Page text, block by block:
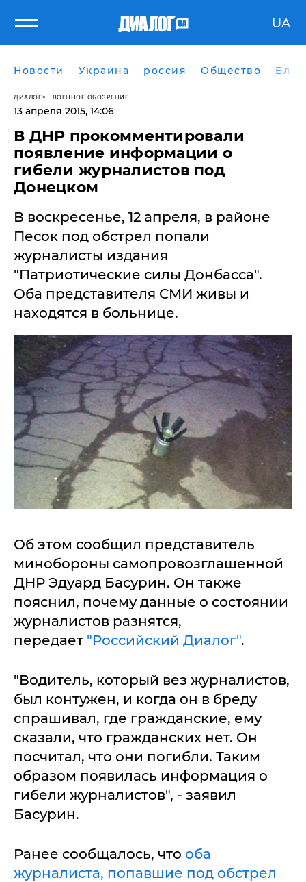
UA
Новости Украина россия Общество
ДИАЛОГ ВОЕННОЕ ОБОЗРЕНИЕ
13 апреля 2015, 14:06
В ДНР прокомментировали
появление информации о
гибели журналистов под
Донецком
​В воскресенье, 12 апреля, в районе
Песок под обстрел попали
журналисты издания
"Патриотические силы Донбасса".
Оба представителя СМИ живы и
находятся в больнице.
Об этом сообщил представитель
минобороны самопровозглашенной
ДНР Эдуард Басурин. Он также
пояснил, почему данные о состоянии
журналистов разнятся,
передает "Российский Диалог".
"Водитель, который вез журналистов,
был контужен, и когда он в бреду
спрашивал, где гражданские, ему
сказали, что гражданских нет. Он
посчитал, что они погибли. Таким
образом появилась информация о
гибели журналистов", - заявил
Басурин.
Ранее сообщалось, что оба
журналиста, попавшие под обстрел